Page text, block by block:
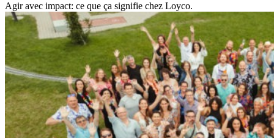
Agir avec impact: ce que ça signifie chez Loyco.